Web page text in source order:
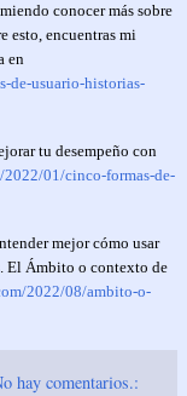
conocer más sobre
esto, encuentras mi
en
de-usuario-historias-
tu desempeño con
01/cinco-formas-de-
mejor cómo usar
El Ámbito o contexto de
2022/08/ambito-o-
hay comentarios.: